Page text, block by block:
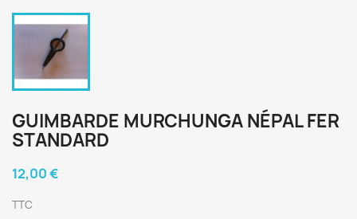
GUIMBARDE MURCHUNGA NÉPAL FER
STANDARD
12,00 €
TTC